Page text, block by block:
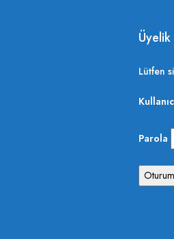
Üyelik
Lütfen
Parola